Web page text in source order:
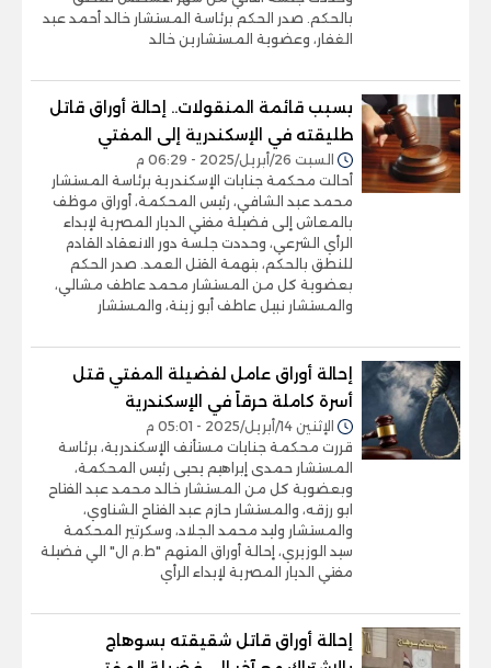
بالحكم. صدر الحكم برئاسة المستشار خالد أحمد عبد
الغفار، وعضوية المستشارين خالد
بسبب قائمة المنقولات.. إحالة أوراق قاتل
طليقته في الإسكندرية إلى المفتي
السبت 26/أبريل/2025 - 06:29 م
أحالت محكمة جنايات الإسكندرية برئاسة المستشار
محمد عبد الشافي، رئيس المحكمة، أوراق موظف
بالمعاش إلى فضيلة مفتي الديار المصرية لإبداء
الرأي الشرعي، وحددت جلسة دور الانعقاد القادم
للنطق بالحكم، بتهمة القتل العمد. صدر الحكم
بعضوية كل من المستشار محمد عاطف مشالي،
والمستشار نبيل عاطف أبو زينة، والمستشار
إحالة أوراق عامل لفضيلة المفتي قتل
أسرة كاملة حرقاً في الإسكندرية
الإثنين 14/أبريل/2025 - 05:01 م
قررت محكمة جنايات مستأنف الإسكندرية، برئاسة
المستشار حمدى إبراهيم يحيى رئيس المحكمة،
وبعضوية كل من المستشار خالد محمد عبد الفتاح
ابو رزقه، والمستشار حازم عبد الفتاح الشناوي،
والمستشار وليد محمد الجلاد، وسكرتير المحكمة
سيد الوزيري، إحالة أوراق المتهم "ط.م ال" الي فضيلة
مفتي الديار المصرية لإبداء الرأي
إحالة أوراق قاتل شقيقته بسوهاج